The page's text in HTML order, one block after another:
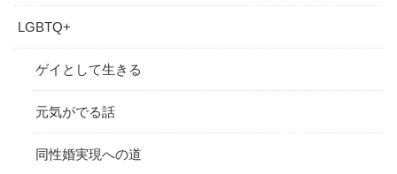
LGBTQ+
ゲイとして生きる
元気がでる話
同性婚実現への道